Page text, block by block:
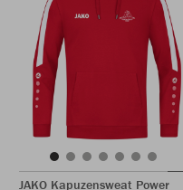
JAKO Kapuzensweat Power